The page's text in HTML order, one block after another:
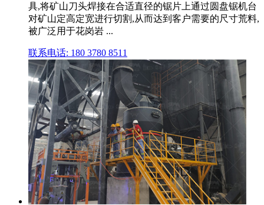
具,将矿山刀头焊接在合适直径的锯片上通过圆盘锯机台
对矿山定高定宽进行切割,从而达到客户需要的尺寸荒料,
被广泛用于花岗岩 ...
联系电话: 180 3780 8511